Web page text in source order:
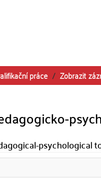
práce
Zobrazit
psychological